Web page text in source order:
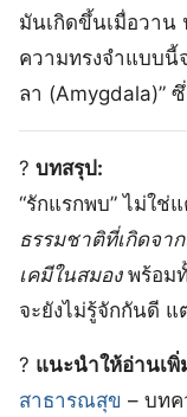
มันเกิดขึ้นเมื่อวาน
ความทรงจำแบบนี้
ลา (Amygdala)”
? บทสรุป:
“รักแรกพบ” ไม่ใ
ธรรมชาติที่เกิดจ
เคมีในสมองพร้อม
จะยังไม่รู้จักกันดี แ
? แนะนำให้อ่านเพิ่
สาธารณสุข – บท